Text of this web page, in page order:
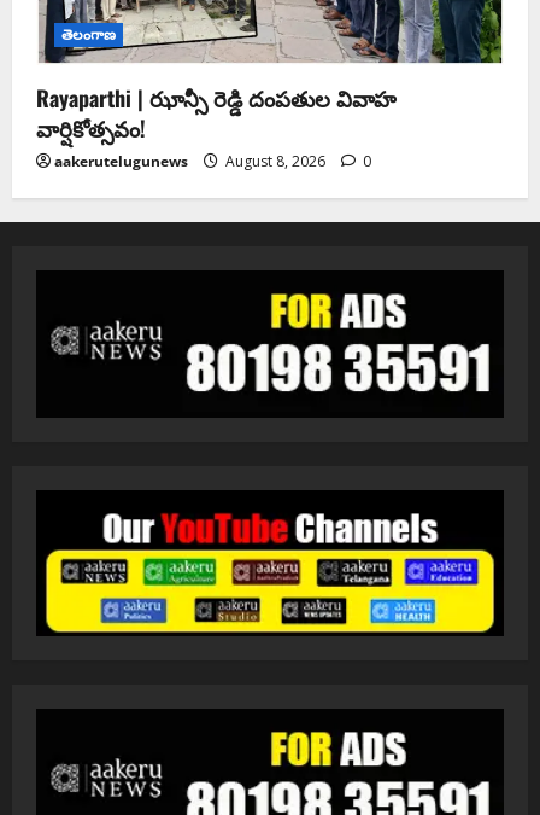
తెలంగాణ
Rayaparthi | ఝాన్సీ రెడ్డి దంపతుల వివాహ
వార్షికోత్సవం!
aakerutelugunews August 8, 2026 0